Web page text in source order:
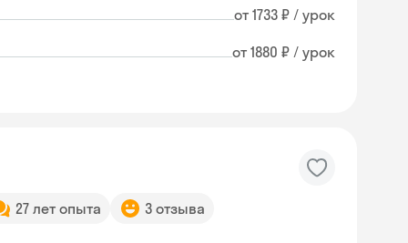
от 1733 ₽ / урок
от 1880 ₽ / урок
27 лет опыта 3 отзыва